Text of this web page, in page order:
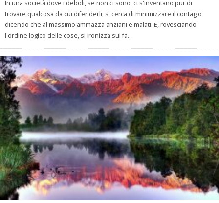
In una società dove i deboli, se non ci sono, ci s'inventano pur di
trovare qualcosa da cui difenderli, si cerca di minimizzare il contagio
dicendo che al massimo ammazza anziani e malati. E, rovesciando
l'ordine logico delle cose, si ironizza sul fa...